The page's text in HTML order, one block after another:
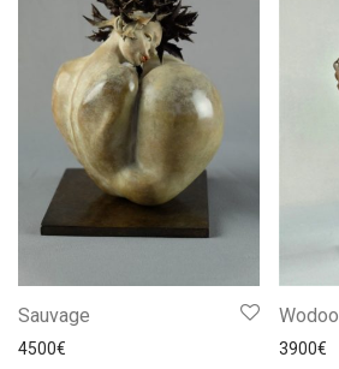
Sauvage
4500€
Wodoo
3900€